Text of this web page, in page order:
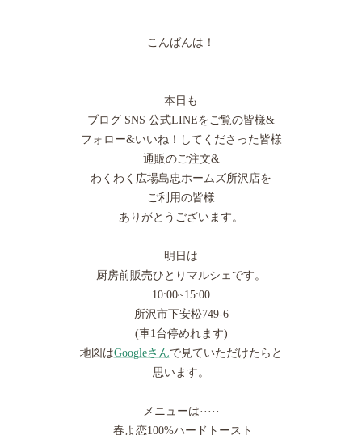
こんばんは！
本日も
ブログ SNS 公式LINEをご覧の皆様&
フォロー&いいね！してくださった皆様
通販のご注文&
わくわく広場島忠ホームズ所沢店を
ご利用の皆様
ありがとうございます。
明日は
厨房前販売ひとりマルシェです。
10:00~15:00
所沢市下安松749-6
(車1台停めれます)
地図はGoogleさんで見ていただけたらと
思います。
メニューは·····
春よ恋100%ハードトースト